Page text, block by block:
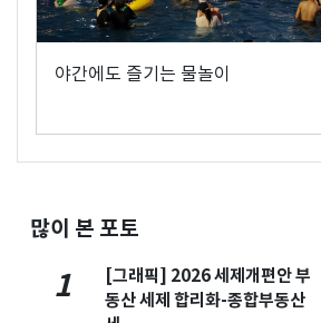
야간에도 즐기는 물놀이
많이 본 포토
1
[그래픽] 2026 세제개편안 부
동산 세제 합리화-종합부동산